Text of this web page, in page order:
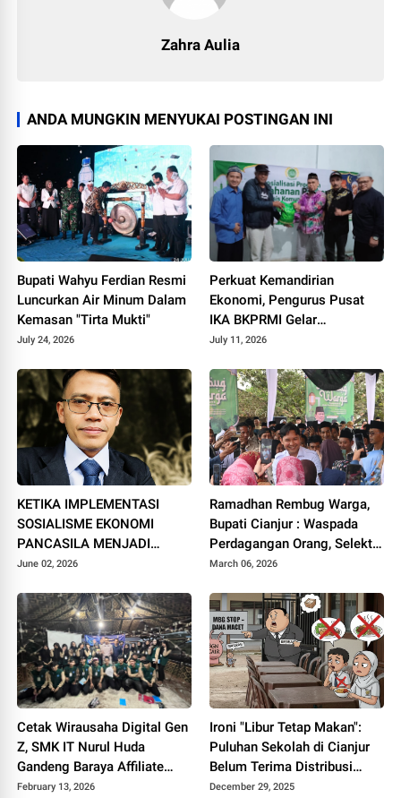
Zahra Aulia
ANDA MUNGKIN MENYUKAI POSTINGAN INI
Bupati Wahyu Ferdian Resmi
Luncurkan Air Minum Dalam
Kemasan "Tirta Mukti"
July 24, 2026
Perkuat Kemandirian
Ekonomi, Pengurus Pusat
IKA BKPRMI Gelar
Sosialisasi Ketahanan
July 11, 2026
KETIKA IMPLEMENTASI
SOSIALISME EKONOMI
PANCASILA MENJADI
MODAL EKSISTENSI
(Penguatan Ekonomi Grass
Root Dalam Visi Presiden
Prabowo Menghadapi
Tantangan Geopolitik Dunia)
June 02, 2026
Ramadhan Rembug Warga,
Bupati Cianjur : Waspada
Perdagangan Orang, Selektif
Terima Tawaran Kerja
March 06, 2026
Cetak Wirausaha Digital Gen
Z, SMK IT Nurul Huda
Gandeng Baraya Affiliate
Cianjur Bongkar Rahasia
February 13, 2026
Ironi "Libur Tetap Makan":
Puluhan Sekolah di Cianjur
Belum Terima Distribusi
MBG, Anggaran BGN Diduga
December 29, 2025